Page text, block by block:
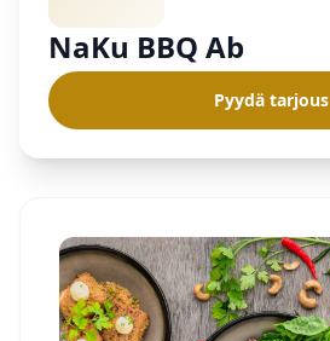
NaKu BBQ Ab
Pyydä tarjous